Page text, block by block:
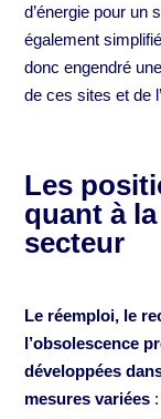
d’énergie pour un
également
donc engendré
de ces sites et de
Les
quant à
secteur
Le réemploi, le
l’obsolescence
développées
mesures variées